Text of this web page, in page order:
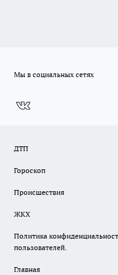
Мы в социальных сетях
ДТП
Гороскоп
Происшествия
ЖКХ
Политика
пользователей.
Главная